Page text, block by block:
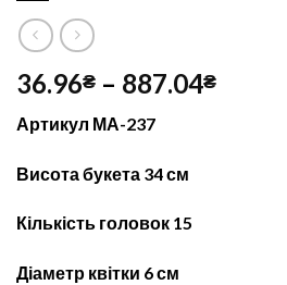
36.96₴ – 887.04₴
Артикул МА-237
Висота букета 34см
Кількість головок 15
Діаметр квітки 6 см